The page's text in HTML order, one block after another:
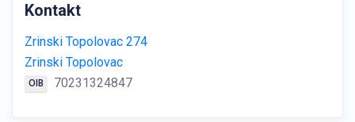
Kontakt
Zrinski Topolovac 274
Zrinski Topolovac
OIB 70231324847